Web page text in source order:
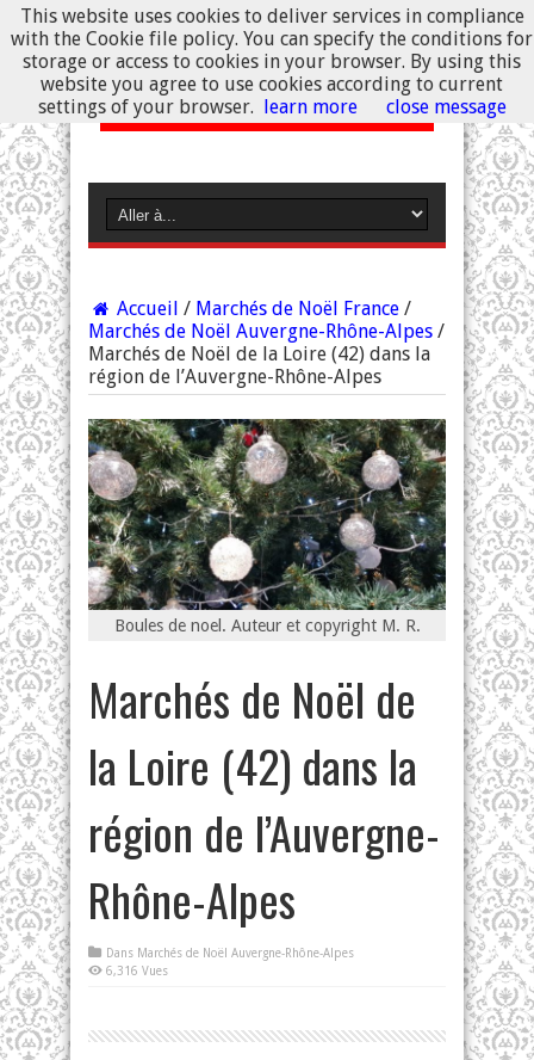
Accueil / Marchés de Noël France /
Marchés de Noël Auvergne-Rhône-Alpes /
Marchés de Noël de la Loire (42) dans la
région de l’Auvergne-Rhône-Alpes
Boules de noel. Auteur et copyright M. R.
Marchés de Noël de
la Loire (42) dans la
région de l’Auvergne-
Rhône-Alpes
Dans Marchés de Noël Auvergne-Rhône-Alpes
6,316 Vues
This website uses cookies to deliver services in compliance
with the Cookie file policy. You can specify the conditions for
storage or access to cookies in your browser. By using this
website you agree to use cookies according to current
settings of your browser. learn more close message